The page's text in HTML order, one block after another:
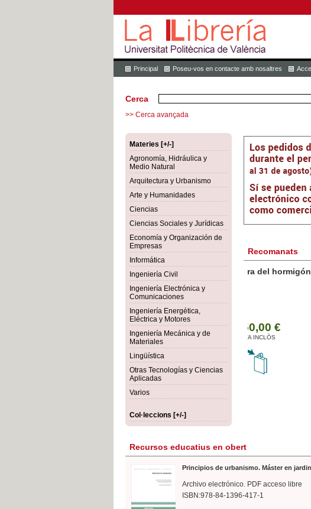
Principal Poseu-vos en contacte amb nosaltres
Cerca
>> Cerca avançada
Materies [+/-]
Agronomía, Hidráulica y
Medio Natural
Arquitectura y Urbanismo
Arte y Humanidades
Ciencias
Ciencias Sociales y Jurídicas
Economía y Organización de
Empresas
Informática
Ingeniería Civil
Ingeniería Electrónica y
Comunicaciones
Ingeniería Energética,
Eléctrica y Motores
Ingeniería Mecánica y de
Materiales
Lingüística
Otras Tecnologías y Ciencias
Aplicadas
Varios
Col·leccions [+/-]
Recomanats
Botánica
Recursos educatius en obert
Principios de urbanismo. Máster en
Archivo electrónico. PDF acceso libre
ISBN:978-84-1396-417-1